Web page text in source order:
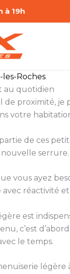
à 19h
Roches
au quotidien
proximité, je
votre
de ces
nouvelle
vous ayez
avec réactivité
est
c’est
le temps.